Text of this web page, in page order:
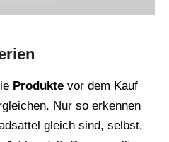
Produkte vor dem Kauf
Nur so erkennen
gleich sind, selbst,